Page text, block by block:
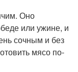
Оно
или ужине, и
сочным и без
мясо по-